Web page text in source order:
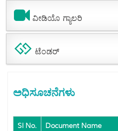
ವೀಡಿಯೊ ಗ್ಯಾಲರಿ
ಟೆಂಡರ್
ಅಧಿಸೂಚನೆಗಳು
Sl No. Document Name